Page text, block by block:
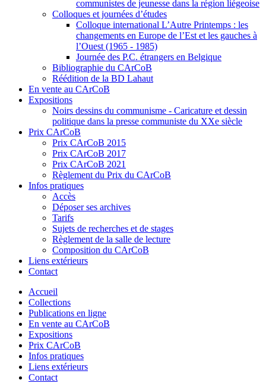
communistes de jeunesse dans la région liégeoise
Colloques et journées d’études
Colloque international L’Autre Printemps : les
changements en Europe de l’Est et les gauches à
l’Ouest (1965 - 1985)
Journée des P.C. étrangers en Belgique
Bibliographie du CArCoB
Réédition de la BD Lahaut
En vente au CArCoB
Expositions
Noirs dessins du communisme - Caricature et dessin
politique dans la presse communiste du XXe siècle
Prix CArCoB
Prix CArCoB 2015
Prix CArCoB 2017
Prix CArCoB 2021
Règlement du Prix du CArCoB
Infos pratiques
Accès
Déposer ses archives
Tarifs
Sujets de recherches et de stages
Règlement de la salle de lecture
Composition du CArCoB
Liens extérieurs
Contact
Accueil
Collections
Publications en ligne
En vente au CArCoB
Expositions
Prix CArCoB
Infos pratiques
Liens extérieurs
Contact